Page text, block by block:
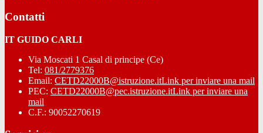
Contatti
IT GUIDO CARLI
Via Moscati 1 Casal di principe (Ce)
Tel: 081/2779376
Email: CETD22000B@istruzione.itLink per inviare una mail
PEC: CETD22000B@pec.istruzione.itLink per inviare una
mail
C.F.: 90052270619